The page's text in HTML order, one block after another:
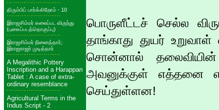
திரும்பிப் பார்க்கிறோம் - 10
இராஜசிம்மர் கலைப்பட விருந்து
(புகைப்படத்தொகுப்பு)
இராஜசிம்மர் நினைத்தார்;
இராஜராஜர் முடித்தார்
A Megalithic Pottery
Inscription and a Harappan
Tablet : A case of extra-
ordinary resemblance
Agricultural Terms in the
Indus Script - 2
பொருளீட்டச் செல்ல
தாங்காது துயர்
சொன்னால்
அவனுக்குள் எத்தனை
செய்துள்ளன!